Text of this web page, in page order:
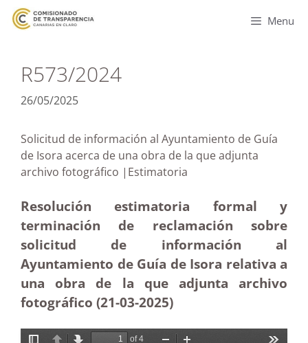
Menu
R573/2024
26/05/2025
Solicitud de información al Ayuntamiento de Guía
de Isora acerca de una obra de la que adjunta
archivo fotográfico |Estimatoria
Resolución estimatoria formal y
terminación de reclamación sobre
solicitud de información al
Ayuntamiento de Guía de Isora relativa a
una obra de la que adjunta archivo
fotográfico (21-03-2025)